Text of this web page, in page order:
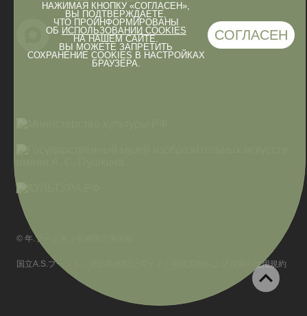
НАЖИМАЯ КНОПКУ «СОГЛАСЕН»,
ВЫ ПОДТВЕРЖДАЕТЕ,
ЧТО ПРОИНФОРМИРОВАНЫ
ОБ ИСПОЛЬЗОВАНИИ COOKIES
НА НАШЕМ САЙТЕ.
ВЫ МОЖЕТЕ ЗАПРЕТИТЬ
СОХРАНЕНИЕ COOKIES В НАСТРОЙКАХ
БРАУЗЕРА.
СОГЛАСЕН
© 年.プーシキン名称国立美術館
国立A.S.プーシキン造形美術館公式サイト掲載資料および画像の使用規約